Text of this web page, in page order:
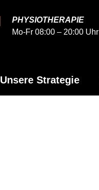
PHYSIOTHERAPIE
Mo-Fr 08:00 – 20:00 Uhr
Unsere Strategie